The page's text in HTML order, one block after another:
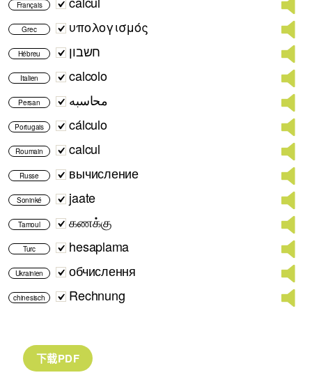
Français
Grec υπολογισμός
Hébreu חשבון
Italien calcolo
Persan محاسبه
Portugais cálculo
Roumain calcul
Russe вычисление
Soninké jaate
Tamoul கணக்கு
Turc hesaplama
Ukrainien обчислення
chinesisch Rechnung